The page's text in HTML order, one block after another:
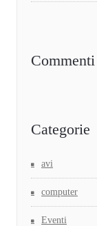
Categorie
avi
computer
Eventi